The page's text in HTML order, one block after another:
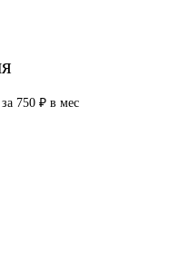
750 ₽ в мес